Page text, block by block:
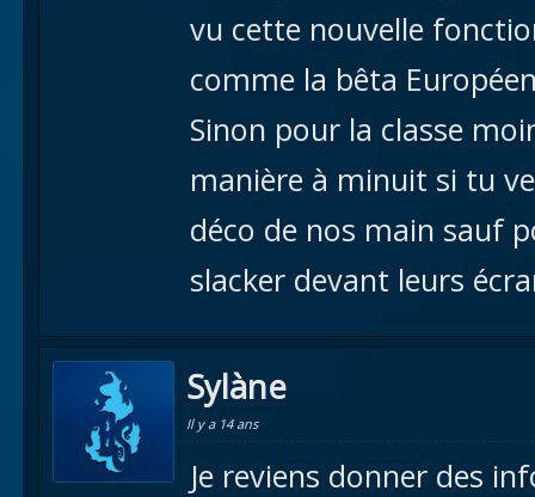
vu cette nouvelle
comme la bêta
Sinon pour la classe
manière à minuit si tu
déco de nos main sauf
slacker devant leurs
Sylàne
Il y a 14 ans
Je reviens donner des